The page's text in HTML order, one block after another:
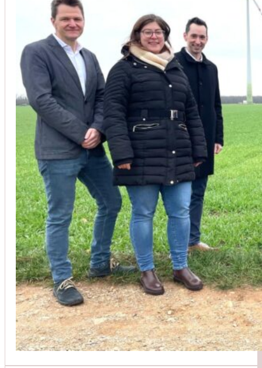
Unsere Kunden vertrauen auf unsere langjährige Erfahrung und
Christoph Windisch
aus unseren Google-Bewertungen
Vom Anbot bis zur Fertigstellung alles rasch und
(Umbau) wurde besprochen und problemlos gelöst.
Johanna Koe
aus unseren Google-Bewertungen
Sehr freundlich! Hat alles super geklappt!
Simon Bilek